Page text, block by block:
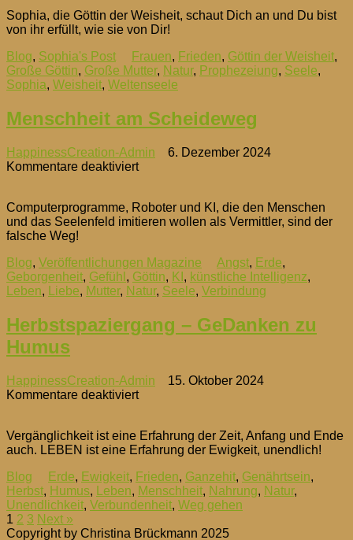
das
Geben
Empfangen
Sophia, die Göttin der Weisheit, schaut Dich an und Du bist
von ihr erfüllt, wie sie von Dir!
Blog, Sophia's Post Frauen, Frieden, Göttin der Weisheit,
Große Göttin, Große Mutter, Natur, Prophezeiung, Seele,
Sophia, Weisheit, Weltenseele
Menschheit am Scheideweg
HappinessCreation-Admin
6. Dezember 2024
Kommentare deaktiviertfür
Scheideweg
Computerprogramme, Roboter und KI, die den Menschen
und das Seelenfeld imitieren wollen als Vermittler, sind der
falsche Weg!
Blog, Veröffentlichungen Magazine Angst, Erde,
Geborgenheit, Gefühl , Göttin, KI , künstliche Intelligenz,
Leben, Liebe, Mutter, Natur, Seele, Verbindung
Herbstspaziergang – GeDanken zu
Humus
HappinessCreation-Admin
15. Oktober 2024
Kommentare deaktiviertfür
GeDanken
zu
Vergänglichkeit ist eine Erfahrung der Zeit, Anfang und Ende
auch. LEBEN ist eine Erfahrung der Ewigkeit, unendlich!
Blog
Erde, Ewigkeit, Frieden, Ganzehit, Genährtsein,
Herbst, Humus, Leben, Menschheit, Nahrung, Natur,
Unendlichkeit, Verbundenheit, Weg gehen
Seitennummerierung
1 2 3 Next »
Copyright by Christina Brückmann 2025